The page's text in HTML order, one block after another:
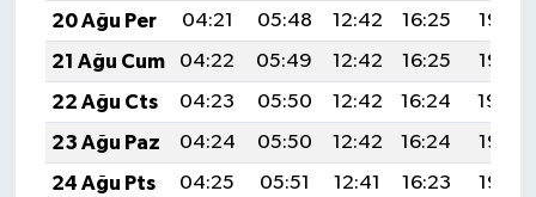
20 Ağu Per
04:21 05:48 12:42 16:25
19:27
21 Ağu Cum
04:22 05:49 12:42 16:25
19:26
22 Ağu Cts
04:23 05:50 12:42 16:24
19:24
23 Ağu Paz
04:24 05:50 12:42 16:24
19:23
24 Ağu Pts
04:25 05:51 12:41 16:23
19:22